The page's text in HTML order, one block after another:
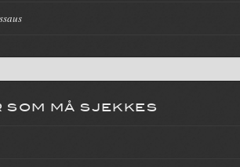
SOM MÅ SJEKKES